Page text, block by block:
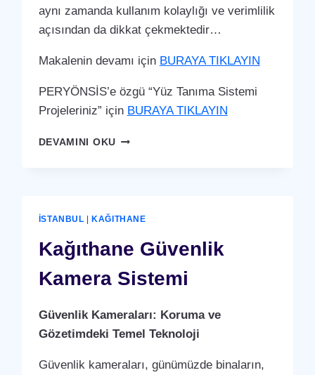
aynı zamanda kullanım kolaylığı ve verimlilik
açısından da dikkat çekmektedir…
Makalenin devamı için BURAYA TIKLAYIN
PERYÖNSİS’e özgü “Yüz Tanıma Sistemi
Projeleriniz” için BURAYA TIKLAYIN
DEVAMINI OKUKAĞITHANE
İSTANBUL KAĞITHANE
Kağıthane Güvenlik
Kamera Sistemi
Güvenlik Kameraları: Koruma ve
Gözetimdeki Temel Teknoloji
Güvenlik kameraları, günümüzde binaların,